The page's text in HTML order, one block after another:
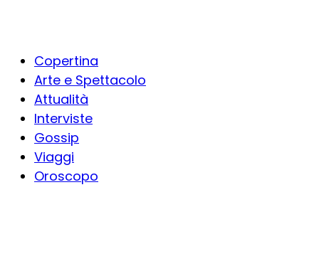
Copertina
Arte e Spettacolo
Attualità
Interviste
Gossip
Viaggi
Oroscopo